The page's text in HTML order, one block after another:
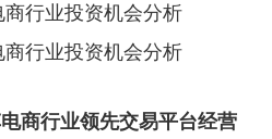
行业投资机会分析
行业投资机会分析
商行业领先交易平台经营